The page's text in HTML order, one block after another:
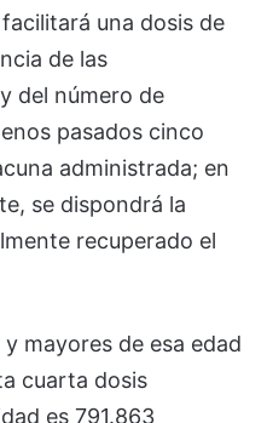
una dosis de
de las
del número de
pasados cinco
administrada; en
se dispondrá la
recuperado el
mayores de esa edad
cuarta dosis
es 791.863